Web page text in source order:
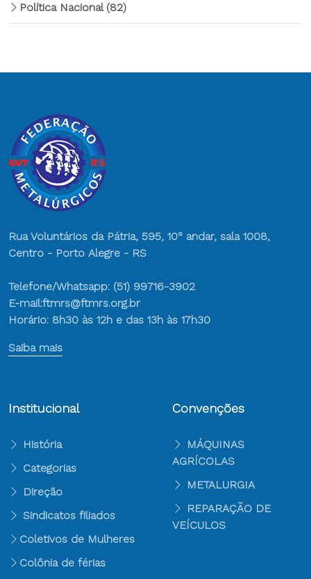
Política Nacional (82)
Rua Voluntários da Pátria, 595, 10° andar, sala 1008,
Centro - Porto Alegre - RS
Telefone/Whatsapp: (51) 99716-3902
E-mail:ftmrs@ftmrs.org.br
Horário: 8h30 às 12h e das 13h às 17h30
Saiba mais
Institucional
História
Categorias
Direção
Sindicatos filiados
Coletivos de Mulheres
Colônia de férias
Convenções
MÁQUINAS
AGRÍCOLAS
METALURGIA
REPARAÇÃO DE
VEÍCULOS